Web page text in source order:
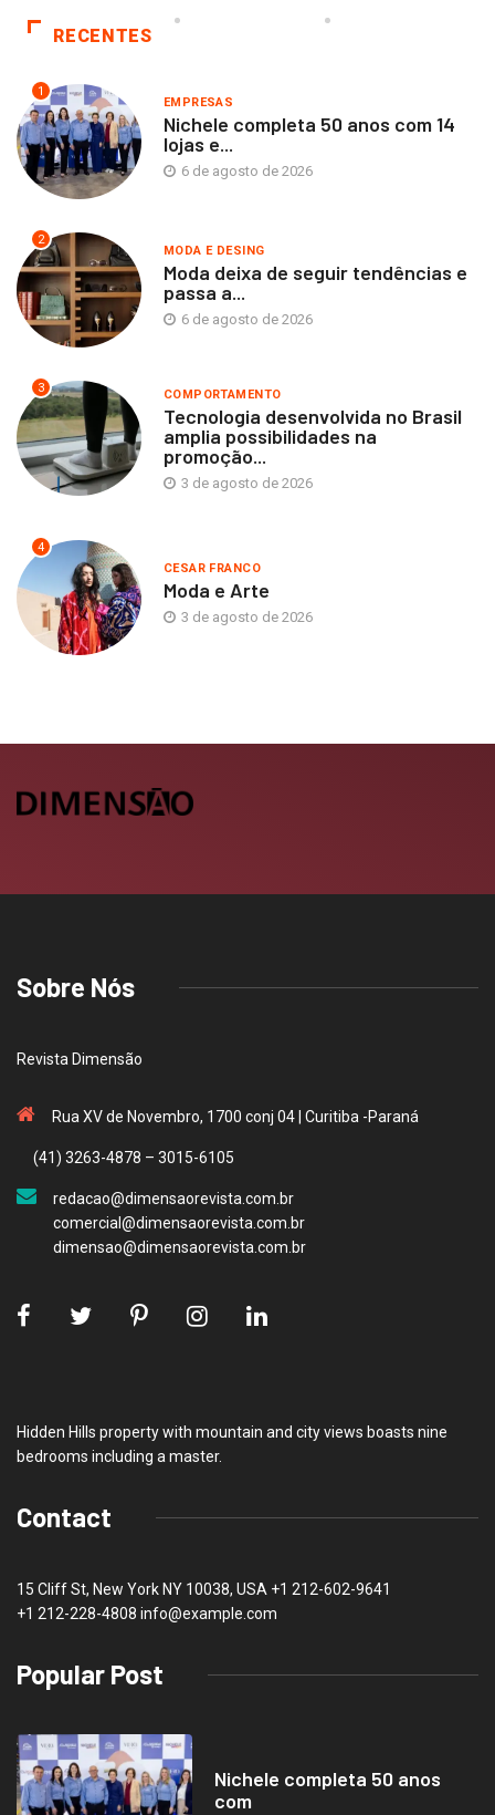
RECENTES
1
EMPRESAS
Nichele completa 50 anos com 14
lojas e...
6 de agosto de 2026
2
MODA E DESING
Moda deixa de seguir tendências e
passa a...
6 de agosto de 2026
3 COMPORTAMENTO
Tecnologia desenvolvida no Brasil
amplia possibilidades na
promoção...
3 de agosto de 2026
4
CESAR FRANCO
Moda e Arte
3 de agosto de 2026
Sobre Nós
Revista Dimensão
Rua XV de Novembro, 1700 conj 04 | Curitiba -Paraná
(41) 3263-4878 – 3015-6105
redacao@dimensaorevista.com.br
comercial@dimensaorevista.com.br
dimensao@dimensaorevista.com.br
Hidden Hills property with mountain and city views boasts nine
bedrooms including a master.
Contact
15 Cliff St, New York NY 10038, USA +1 212-602-9641
+1 212-228-4808 info@example.com
Popular Post
Nichele completa 50 anos
com